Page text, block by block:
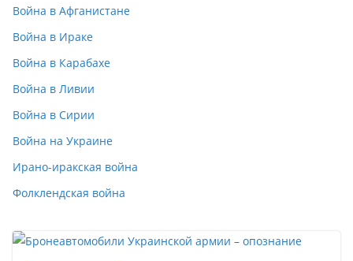
Война в Афганистане
Война в Ираке
Война в Карабахе
Война в Ливии
Война в Сирии
Война на Украине
Ирано-иракская война
Фолклендская война